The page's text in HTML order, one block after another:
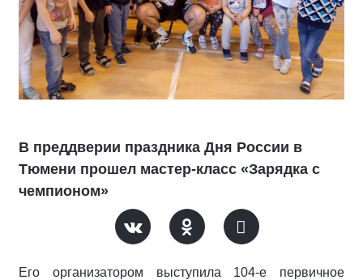
В преддверии праздника Дня России в
Тюмени прошел мастер-класс «Зарядка с
чемпионом»
Его организатором выступила 104-е первичное